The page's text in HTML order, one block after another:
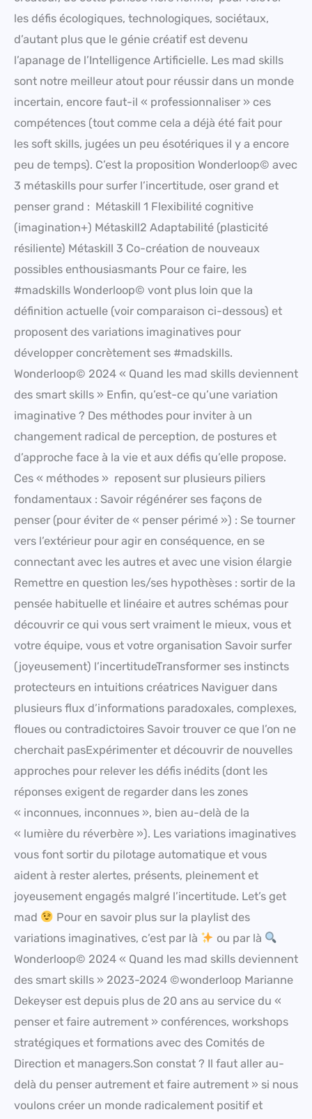
les défis écologiques, technologiques, sociétaux,
d’autant plus que le génie créatif est devenu
l’apanage de l’Intelligence Artificielle. Les mad skills
sont notre meilleur atout pour réussir dans un monde
incertain, encore faut-il « professionnaliser » ces
compétences (tout comme cela a déjà été fait pour
les soft skills, jugées un peu ésotériques il y a encore
peu de temps). C’est la proposition Wonderloop© avec
3 métaskills pour surfer l’incertitude, oser grand et
penser grand : Métaskill 1 Flexibilité cognitive
(imagination+) Métaskill2 Adaptabilité (plasticité
résiliente) Métaskill 3 Co-création de nouveaux
possibles enthousiasmants Pour ce faire, les
#madskills Wonderloop© vont plus loin que la
définition actuelle (voir comparaison ci-dessous) et
proposent des variations imaginatives pour
développer concrètement ses #madskills.
Wonderloop© 2024 « Quand les mad skills deviennent
des smart skills » Enfin, qu’est-ce qu’une variation
imaginative ? Des méthodes pour inviter à un
changement radical de perception, de postures et
d’approche face à la vie et aux défis qu’elle propose.
Ces « méthodes » reposent sur plusieurs piliers
fondamentaux : Savoir régénérer ses façons de
penser (pour éviter de « penser périmé ») : Se tourner
vers l’extérieur pour agir en conséquence, en se
connectant avec les autres et avec une vision élargie
Remettre en question les/ses hypothèses : sortir de la
pensée habituelle et linéaire et autres schémas pour
découvrir ce qui vous sert vraiment le mieux, vous et
votre équipe, vous et votre organisation Savoir surfer
(joyeusement) l’incertitudeTransformer ses instincts
protecteurs en intuitions créatrices Naviguer dans
plusieurs flux d’informations paradoxales, complexes,
floues ou contradictoires Savoir trouver ce que l’on ne
cherchait pasExpérimenter et découvrir de nouvelles
approches pour relever les défis inédits (dont les
réponses exigent de regarder dans les zones
« inconnues, inconnues », bien au-delà de la
« lumière du réverbère »). Les variations imaginatives
vous font sortir du pilotage automatique et vous
aident à rester alertes, présents, pleinement et
joyeusement engagés malgré l’incertitude. Let’s get
mad
Pour en savoir plus sur la playlist des
variations imaginatives, c’est par là
ou par là
Wonderloop© 2024 « Quand les mad skills deviennent
des smart skills » 2023-2024 ©wonderloop Marianne
Dekeyser est depuis plus de 20 ans au service du «
penser et faire autrement » conférences, workshops
stratégiques et formations avec des Comités de
Direction et managers.Son constat ? Il faut aller au-
delà du penser autrement et faire autrement » si nous
voulons créer un monde radicalement positif et